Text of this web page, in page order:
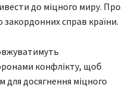
до міцного миру. Про
закордонних справ країни.
конфлікту, щоб
для досягнення міцного